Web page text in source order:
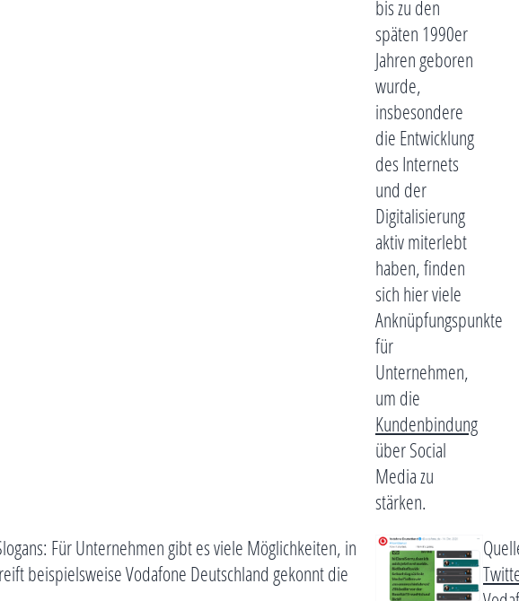
bis zu den
späten 1990er
Jahren geboren
wurde,
insbesondere
die Entwicklung
des Internets
und der
Digitalisierung
aktiv miterlebt
haben, finden
sich hier viele
Anknüpfungspunkte
für
Unternehmen,
um die
Kundenbindung
über Social
Media zu
stärken.
Für Unternehmen gibt es viele Möglichkeiten, in
beispielsweise Vodafone Deutschland gekonnt die